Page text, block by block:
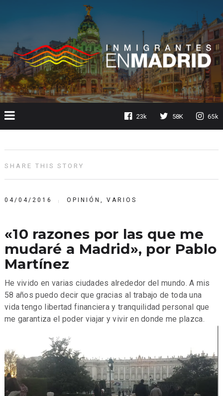
23k 58K 65k
SHARE THIS STORY
04/04/2016 OPINIÓN,VARIOS
«10 razones por las que me
mudaré a Madrid», por Pablo
Martínez
He vivido en varias ciudades alrededor del mundo. A mis
58 años puedo decir que gracias al trabajo de toda una
vida tengo libertad financiera y tranquilidad personal que
me garantiza el poder viajar y vivir en donde me plazca.